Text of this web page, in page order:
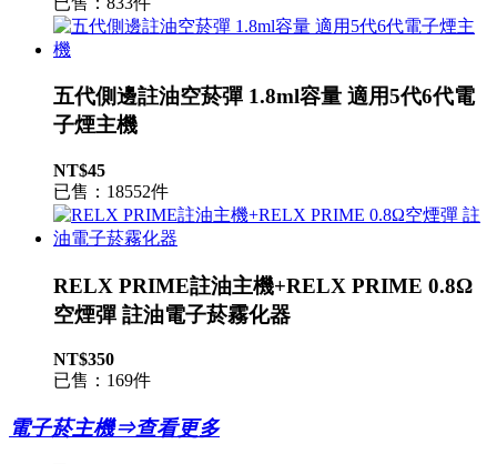
五代側邊註油空菸彈 1.8ml容量 適用5代6代電
子煙主機
NT$45
已售：18552件
RELX PRIME註油主機+RELX PRIME 0.8Ω
空煙彈 註油電子菸霧化器
NT$350
已售：169件
電子菸主機⇒查看更多